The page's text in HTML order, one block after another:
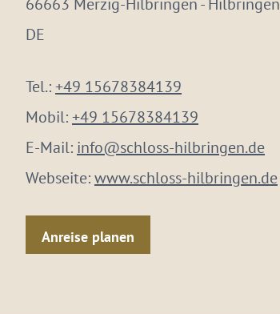
DE
Tel.:+49 15678384139
Mobil:+49 15678384139
E-Mail: info@schloss-hilbringen.de
Webseite:www.schloss-hilbringen.de
Anreise planen